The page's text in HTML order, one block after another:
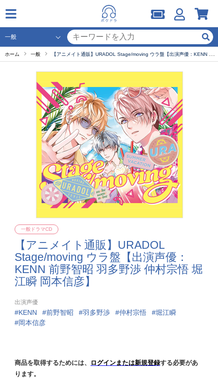
ホーム 一般 【アニメイト通販】URADOL Stage/moving ウラ盤【出演声優：KENN 前野智昭 羽多野渉 仲村宗悟 堀江瞬 岡本信彦】
【アニメイト通販】URADOL
Stage/moving ウラ盤【出演声優：
KENN 前野智昭 羽多野渉 仲村宗悟 堀
江瞬 岡本信彦】
一般ドラマCD
出演声優
KENN 前野智昭 羽多野渉 仲村宗悟
堀江瞬
岡本信彦
商品を取得するためには、 ログインまたは新規登録する必要があ
ります。